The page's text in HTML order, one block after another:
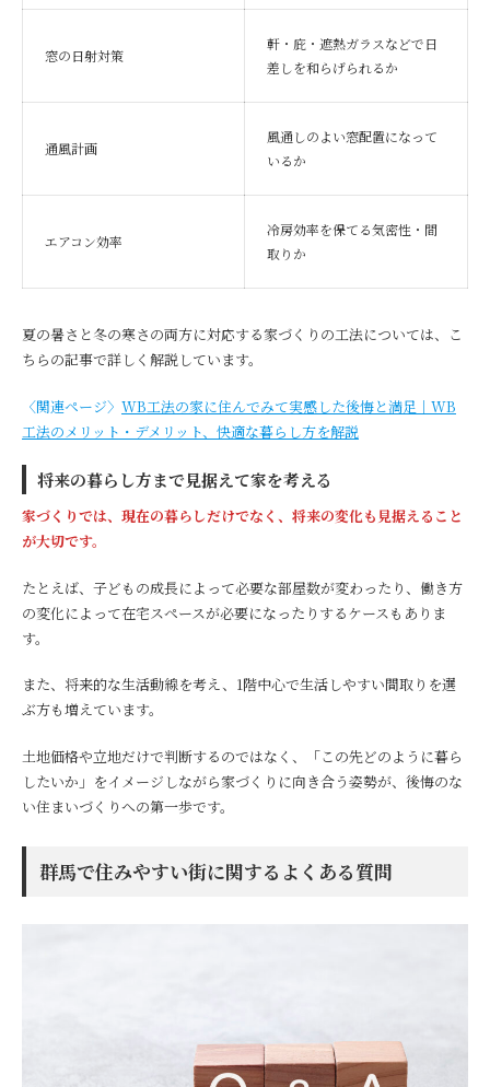
窓の日射対策
軒・庇・遮熱ガラスなどで日
差しを和らげられるか
通風計画
風通しのよい窓配置になって
いるか
エアコン効率
冷房効率を保てる気密性・間
取りか
夏の暑さと冬の寒さの両方に対応する家づくりの工法については、こ
ちらの記事で詳しく解説しています。
〈関連ページ〉 WB工法の家に住んでみて実感した後悔と満足｜WB
工法のメリット・デメリット、快適な暮らし方を解説
将来の暮らし方まで見据えて家を考える
家づくりでは、現在の暮らしだけでなく、将来の変化も見据えること
が大切です。
たとえば、子どもの成長によって必要な部屋数が変わったり、働き方
の変化によって在宅スペースが必要になったりするケースもありま
す。
また、将来的な生活動線を考え、1階中心で生活しやすい間取りを選
ぶ方も増えています。
土地価格や立地だけで判断するのではなく、「この先どのように暮ら
したいか」をイメージしながら家づくりに向き合う姿勢が、後悔のな
い住まいづくりへの第一歩です。
群馬で住みやすい街に関するよくある質問